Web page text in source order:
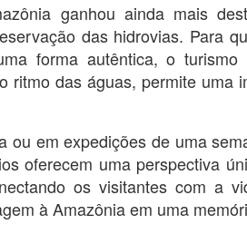
ganhou ainda mais
das hidrovias. Para
forma autêntica, o
ritmo das águas, permite uma
ou em expedições de uma
oferecem uma perspectiva
os visitantes com a
à Amazônia em uma